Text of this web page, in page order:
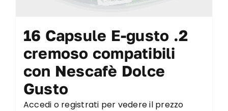
16 Capsule E-gusto .2
cremoso compatibili
con Nescafè Dolce
Gusto
Accedi o registrati per vedere il prezzo